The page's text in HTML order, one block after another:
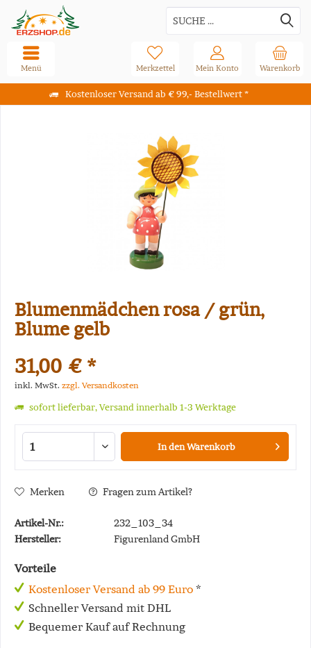
Kostenloser Versand ab € 99,- Bestellwert *
Warenkorb
Merkzettel Mein Konto
Menü
Blumenmädchen rosa / grün,
Blume gelb
31,00 € *
inkl. MwSt. zzgl. Versandkosten
sofort lieferbar, Versand innerhalb 1-3 Werktage
In denWarenkorb
Merken Fragen zum Artikel?
Artikel-Nr.:
232_103_34
Hersteller:
Figurenland GmbH
Vorteile
Kostenloser Versand ab 99 Euro *
Schneller Versand mit DHL
Bequemer Kauf auf Rechnung